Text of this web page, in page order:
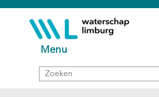
website
worden
toegestaan
geweigerd.
naar
Menu
t
k
Zoeken